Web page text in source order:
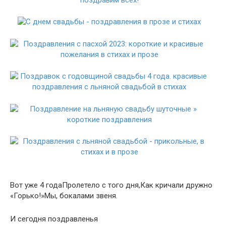
Вот уже 4 годаПролетело с того дня,Как кричали дружно
«Горько!»Мы, бокалами звеня.
И сегодня поздравленья